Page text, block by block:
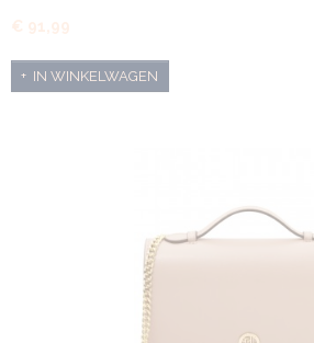
€ 91,99
IN WINKELWAGEN